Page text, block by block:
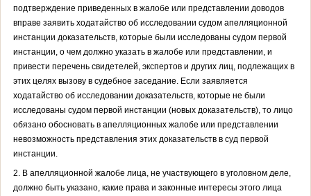
подтверждение приведенных в жалобе или представлении доводов
вправе заявить ходатайство об исследовании судом апелляционной
инстанции доказательств, которые были исследованы судом первой
инстанции, о чем должно указать в жалобе или представлении, и
привести перечень свидетелей, экспертов и других лиц, подлежащих в
этих целях вызову в судебное заседание. Если заявляется
ходатайство об исследовании доказательств, которые не были
исследованы судом первой инстанции (новых доказательств), то лицо
обязано обосновать в апелляционных жалобе или представлении
невозможность представления этих доказательств в суд первой
инстанции.
2. В апелляционной жалобе лица, не участвующего в уголовном деле,
должно быть указано, какие права и законные интересы этого лица